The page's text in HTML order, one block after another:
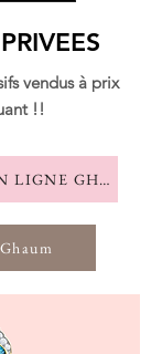
vendus à prix
!!
E - JOAILLERIE EN LIGNE GHAUM